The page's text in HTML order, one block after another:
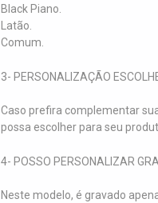
Black Piano.
Latão.
Comum.
3- PERSONALIZAÇÃO
Caso prefira complementar
possa escolher para seu
4- POSSO PERSONALIZAR
Neste modelo, é gravado